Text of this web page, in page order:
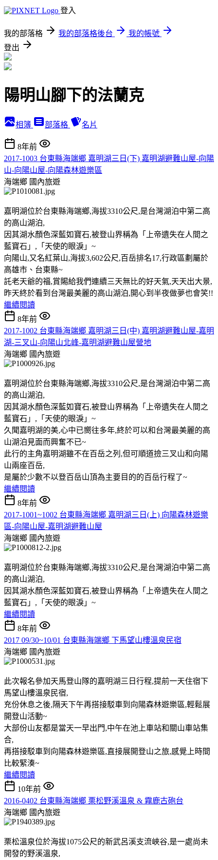
登入
我的部落格 我的部落格後台
我的帳號
登出
陽明山腳下的法蘭克
相簿 部落格 名片
8年前
2017-1003 台東縣海端鄉 嘉明湖三日(下) 嘉明湖避難山屋-向陽
山-向陽山屋-向陽森林遊樂區
海端鄉 國內旅遊
嘉明湖位於台東縣海端鄉,海拔3310公尺,是台灣湖泊中第二高
的高山湖泊,
因其湖水顏色深藍如寶石,被登山界稱為「上帝遺失在人間之
藍寶石」,「天使的眼淚」~
向陽山,又名紅葉山,海拔3,602公尺,百岳排名17,行政區劃屬於
高雄市、台東縣~
託老天爺的福,賞賜給我們連續三天無比的好天氣,天天出大景,
昨天終於看到台灣最美麗的高山湖泊,開心到半夜做夢也會笑!!
繼續閱讀
8年前
2017-1002 台東縣海端鄉 嘉明湖三日(中) 嘉明湖避難山屋-嘉明
湖-三叉山-向陽山北峰-嘉明湖避難山屋營地
海端鄉 國內旅遊
嘉明湖位於台東縣海端鄉,海拔3310公尺,是台灣湖泊中第二高
的高山湖泊,
因其湖水顏色深藍如寶石,被登山界稱為「上帝遺失在人間之
藍寶石」,「天使的眼淚」~
久聞嘉明湖的美,心中已嚮往多年,終於可以和台灣最美麗的高
山湖泊見面而興奮不已~
此行的主角嘉明湖雖不在百岳之列,但可順道撿三叉山和向陽
山兩座百岳,
是屬於少數不以登百岳山頂為主要目的的百岳行程了~
繼續閱讀
8年前
2017-1001~1002 台東縣海端鄉 嘉明湖三日(上) 向陽森林遊樂
區-向陽山屋-嘉明湖避難山屋
海端鄉 國內旅遊
嘉明湖位於台東縣海端鄉,海拔3310公尺,是台灣湖泊中第二高
的高山湖泊,
因其湖水顏色深藍如寶石,被登山界稱為「上帝遺失在人間之
藍寶石」,「天使的眼淚」~
繼續閱讀
8年前
2017 09/30~10/01 台東縣海端鄉 下馬望山樓溫泉民宿
海端鄉 國內旅遊
此次報名參加天馬登山隊的嘉明湖三日行程,提前一天住宿下
馬望山樓溫泉民宿,
充份休息之後,隔天下午再搭接駁車到向陽森林遊樂區,輕鬆展
開登山活動~
大部份山友都是當天一早出門,中午在池上車站和關山車站集
合,
再搭接駁車到向陽森林遊樂區,直接展開登山之旅,感覺上時間
比較緊湊~
繼續閱讀
10年前
2016-0402 台東縣海端鄉 栗松野溪溫泉 & 霧鹿古砲台
海端鄉 國內旅遊
栗松溫泉位於海拔1075公尺的新武呂溪支流峽谷,是一處尚未
開發的野溪溫泉,